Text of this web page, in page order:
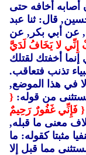
أصابه أخافه حتى
قال: ثنا عبد
عن أبي بكر, عن
لا يَخَافُ لَدَيَّ
إنما أخفتك لقتلك
تذنب فتعاقب.
في هذا الموضع,
من قوله: {
{ فَإِنِّي غَفُورٌ رَحِيمٌ
معنى ما قبله,
مثبتا كقوله: ما
مما قبل إلا